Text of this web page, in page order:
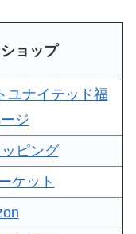
ョップ
ユナイテッド福
ジ
ピング
ケット